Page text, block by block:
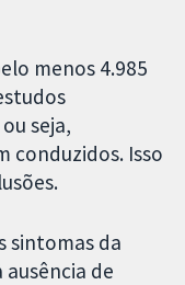
menos 4.985
seja,
conduzidos. Isso
sintomas da
de